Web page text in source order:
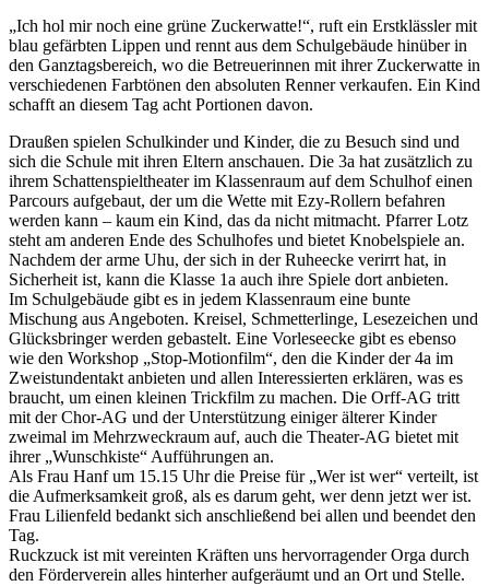
„Ich hol mir noch eine grüne Zuckerwatte!“, ruft ein Erstklässler mit
blau gefärbten Lippen und rennt aus dem Schulgebäude hinüber in
den Ganztagsbereich, wo die Betreuerinnen mit ihrer Zuckerwatte in
verschiedenen Farbtönen den absoluten Renner verkaufen. Ein Kind
schafft an diesem Tag acht Portionen davon.
Draußen spielen Schulkinder und Kinder, die zu Besuch sind und
sich die Schule mit ihren Eltern anschauen. Die 3a hat zusätzlich zu
ihrem Schattenspieltheater im Klassenraum auf dem Schulhof einen
Parcours aufgebaut, der um die Wette mit Ezy-Rollern befahren
werden kann – kaum ein Kind, das da nicht mitmacht. Pfarrer Lotz
steht am anderen Ende des Schulhofes und bietet Knobelspiele an.
Nachdem der arme Uhu, der sich in der Ruheecke verirrt hat, in
Sicherheit ist, kann die Klasse 1a auch ihre Spiele dort anbieten.
Im Schulgebäude gibt es in jedem Klassenraum eine bunte
Mischung aus Angeboten. Kreisel, Schmetterlinge, Lesezeichen und
Glücksbringer werden gebastelt. Eine Vorleseecke gibt es ebenso
wie den Workshop „Stop-Motionfilm“, den die Kinder der 4a im
Zweistundentakt anbieten und allen Interessierten erklären, was es
braucht, um einen kleinen Trickfilm zu machen. Die Orff-AG tritt
mit der Chor-AG und der Unterstützung einiger älterer Kinder
zweimal im Mehrzweckraum auf, auch die Theater-AG bietet mit
ihrer „Wunschkiste“ Aufführungen an.
Als Frau Hanf um 15.15 Uhr die Preise für „Wer ist wer“ verteilt, ist
die Aufmerksamkeit groß, als es darum geht, wer denn jetzt wer ist.
Frau Lilienfeld bedankt sich anschließend bei allen und beendet den
Tag.
Ruckzuck ist mit vereinten Kräften uns hervorragender Orga durch
den Förderverein alles hinterher aufgeräumt und an Ort und Stelle.